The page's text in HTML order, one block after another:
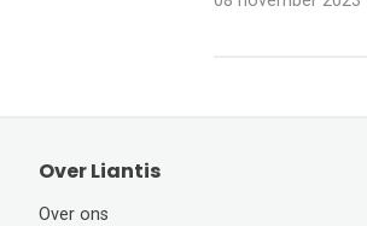
Over Liantis
Over ons